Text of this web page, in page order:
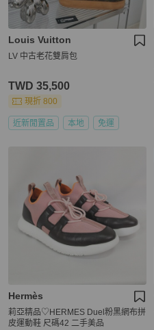
Louis Vuitton
LV 中古老花雙肩包
TWD 35,500
現折 800
近新閒置品 本地 免運
Hermès
莉亞精品♡HERMES Duel粉黑網布拼
皮運動鞋 尺碼42 二手美品